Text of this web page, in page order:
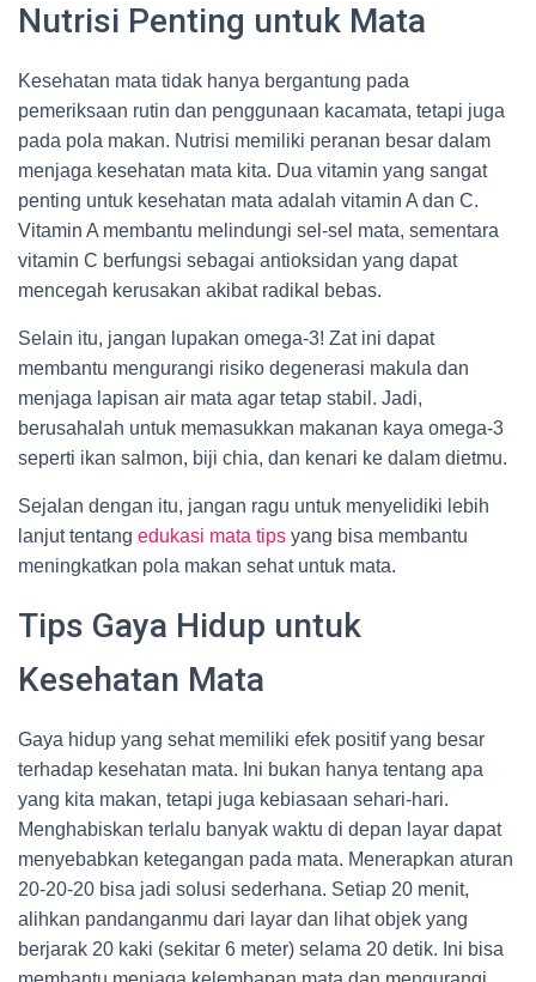
Nutrisi Penting untuk Mata
Kesehatan mata tidak hanya bergantung pada
pemeriksaan rutin dan penggunaan kacamata, tetapi juga
pada pola makan. Nutrisi memiliki peranan besar dalam
menjaga kesehatan mata kita. Dua vitamin yang sangat
penting untuk kesehatan mata adalah vitamin A dan C.
Vitamin A membantu melindungi sel-sel mata, sementara
vitamin C berfungsi sebagai antioksidan yang dapat
mencegah kerusakan akibat radikal bebas.
Selain itu, jangan lupakan omega-3! Zat ini dapat
membantu mengurangi risiko degenerasi makula dan
menjaga lapisan air mata agar tetap stabil. Jadi,
berusahalah untuk memasukkan makanan kaya omega-3
seperti ikan salmon, biji chia, dan kenari ke dalam dietmu.
Sejalan dengan itu, jangan ragu untuk menyelidiki lebih
lanjut tentang edukasi mata tips yang bisa membantu
meningkatkan pola makan sehat untuk mata.
Tips Gaya Hidup untuk
Kesehatan Mata
Gaya hidup yang sehat memiliki efek positif yang besar
terhadap kesehatan mata. Ini bukan hanya tentang apa
yang kita makan, tetapi juga kebiasaan sehari-hari.
Menghabiskan terlalu banyak waktu di depan layar dapat
menyebabkan ketegangan pada mata. Menerapkan aturan
20-20-20 bisa jadi solusi sederhana. Setiap 20 menit,
alihkan pandanganmu dari layar dan lihat objek yang
berjarak 20 kaki (sekitar 6 meter) selama 20 detik. Ini bisa